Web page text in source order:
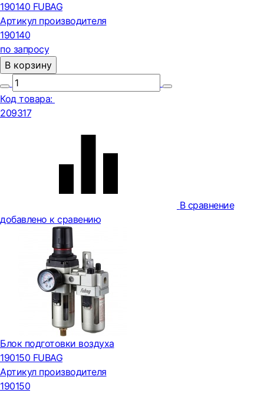
190140 FUBAG
Артикул производителя
190140
по запросу
В корзину
Код товара:
209317
В сравнение
добавлено к сравению
Блок подготовки воздуха
190150 FUBAG
Артикул производителя
190150